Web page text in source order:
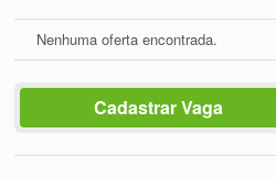
Nenhuma oferta encontrada.
Cadastrar Vaga